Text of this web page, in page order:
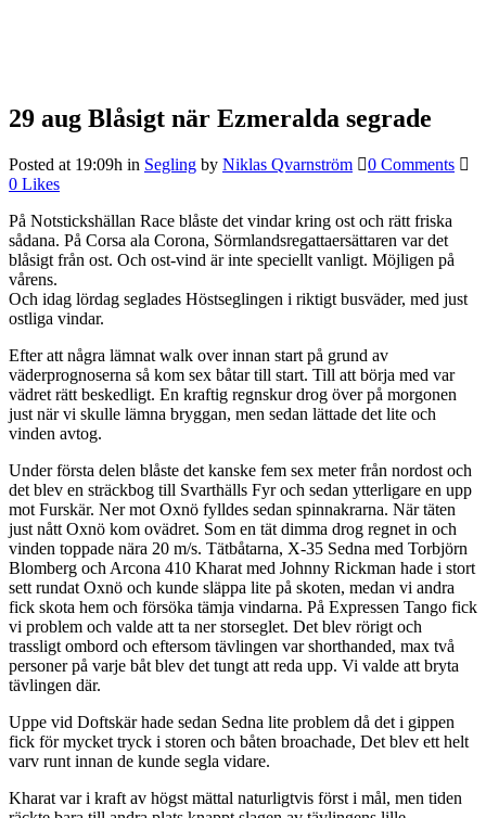
29 aug Blåsigt när Ezmeralda segrade
Posted at 19:09h in Segling by Niklas Qvarnström
0 Comments
0 Likes
På Notstickshällan Race blåste det vindar kring ost och rätt friska
sådana. På Corsa ala Corona, Sörmlandsregattaersättaren var det
blåsigt från ost. Och ost-vind är inte speciellt vanligt. Möjligen på
vårens.
Och idag lördag seglades Höstseglingen i riktigt busväder, med just
ostliga vindar.
Efter att några lämnat walk over innan start på grund av
väderprognoserna så kom sex båtar till start. Till att börja med var
vädret rätt beskedligt. En kraftig regnskur drog över på morgonen
just när vi skulle lämna bryggan, men sedan lättade det lite och
vinden avtog.
Under första delen blåste det kanske fem sex meter från nordost och
det blev en sträckbog till Svarthälls Fyr och sedan ytterligare en upp
mot Furskär. Ner mot Oxnö fylldes sedan spinnakrarna. När täten
just nått Oxnö kom ovädret. Som en tät dimma drog regnet in och
vinden toppade nära 20 m/s. Tätbåtarna, X-35 Sedna med Torbjörn
Blomberg och Arcona 410 Kharat med Johnny Rickman hade i stort
sett rundat Oxnö och kunde släppa lite på skoten, medan vi andra
fick skota hem och försöka tämja vindarna. På Expressen Tango fick
vi problem och valde att ta ner storseglet. Det blev rörigt och
trassligt ombord och eftersom tävlingen var shorthanded, max två
personer på varje båt blev det tungt att reda upp. Vi valde att bryta
tävlingen där.
Uppe vid Doftskär hade sedan Sedna lite problem då det i gippen
fick för mycket tryck i storen och båten broachade, Det blev ett helt
varv runt innan de kunde segla vidare.
Kharat var i kraft av högst mättal naturligtvis först i mål, men tiden